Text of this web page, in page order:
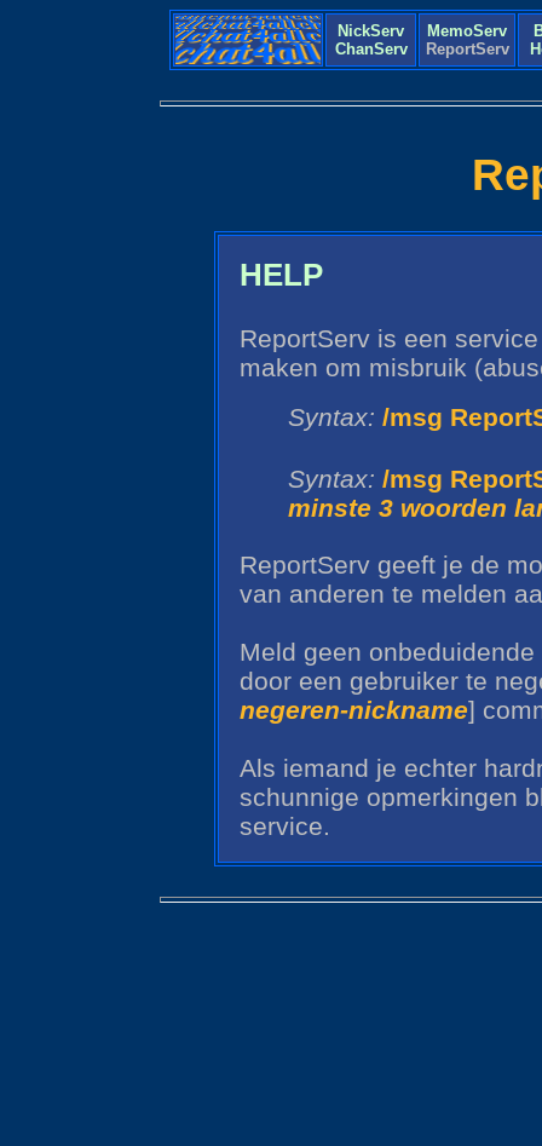
NickServ
ChanServ
MemoServ
ReportServ
HELP
ReportServ is een
maken om misbruik
Syntax: /msg
Syntax: /msg
minste 3 woorden
ReportServ geeft je de
van anderen te melden
Meld geen
door een gebruiker te
negeren-nickname]
Als iemand je echter
schunnige opmerkingen
service.